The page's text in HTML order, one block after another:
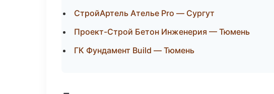
СтройАртель Ателье Pro — Сургут
Проект-Строй Бетон Инженерия — Тюмень
ГК Фундамент Build — Тюмень